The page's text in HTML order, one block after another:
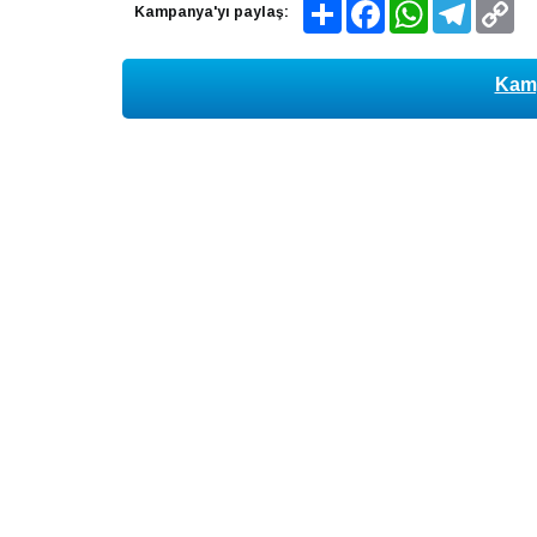
Kampanya'yı paylaş: Share FacebookWhatsAppTelegram